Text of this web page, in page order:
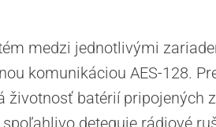
medzi jednotlivými
komunikáciou AES-128.
batérií
deteguje rádiové